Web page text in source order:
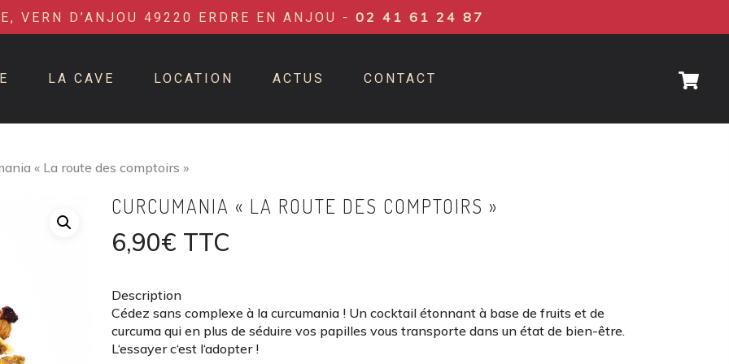
VERN D’ANJOU 49220 ERDRE EN ANJOU - 02 41 61 24 87
LA CAVE LOCATION ACTUS CONTACT
« La route des comptoirs »
CURCUMANIA « LA ROUTE DES COMPTOIRS »
6,90€ TTC
Description
Cédez sans complexe à la curcumania ! Un cocktail étonnant à base de fruits et de
curcuma qui en plus de séduire vos papilles vous transporte dans un état de bien-être.
L‘essayer c‘est l‘adopter !